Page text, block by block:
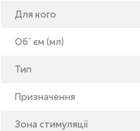
Для кого
Об`єм (мл)
Тип
Призначення
Зона стимуляції